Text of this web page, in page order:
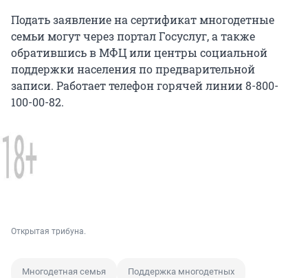
Подать заявление на сертификат многодетные
семьи могут через портал Госуслуг, а также
обратившись в МФЦ или центры социальной
поддержки населения по предварительной
записи. Работает телефон горячей линии 8-800-
100-00-82.
Открытая трибуна.
Многодетная семья Поддержка многодетных